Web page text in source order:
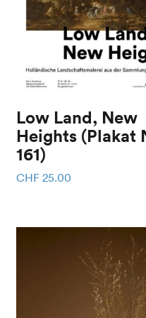
Low Land, New
Heights (Plakat Nr.
161)
CHF 25.00